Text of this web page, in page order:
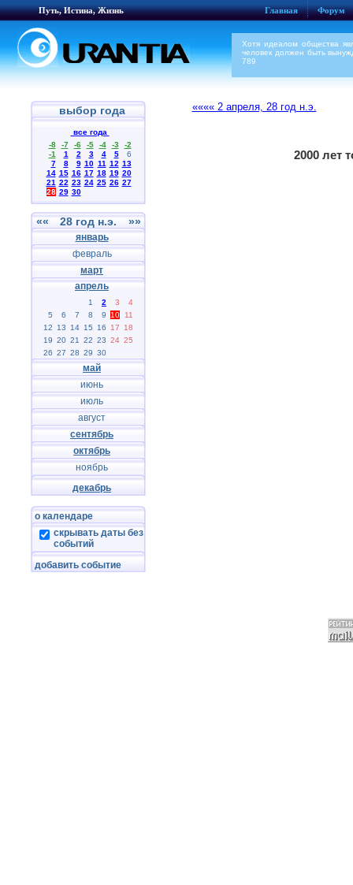
Путь, Истина, Жизнь Главная Форум
Хотя идеалом общества
человек должен быть
789
выбор года
все года
-8
-7 -6 -5 -4 -3
-2
-1
1 2 3 4 5
6
7
8 9 10 11 12 13
14 15 16 17 18 19 20
21 22 23 24 25 26 27
28 29 30
«« 28 год н.э. »»
январь
февраль
март
апрель
1 2 3
4
5
6 7 8 9 10
11
12
13 14 15 16 17
18
19 20 21 22 23 24 25
26 27 28 29 30
май
июнь
июль
август
сентябрь
октябрь
ноябрь
декабрь
о календаре
скрывать даты без
событий
добавить событие
«««« 2 апреля, 28 год н.э.
2000 лет